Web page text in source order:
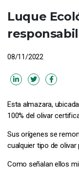
Luque
08/11/2022
Esta almazara,
100% del olivar
Sus orígenes se
cualquier tipo de
Como señalan ellos